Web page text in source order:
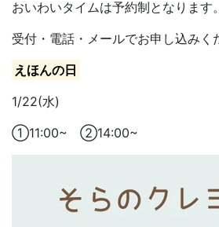
おいわいタイムは予約制となりま
受付・電話・メールでお申し込みく
えほんの日
1/22(水)
①11:00~ ②14:00~